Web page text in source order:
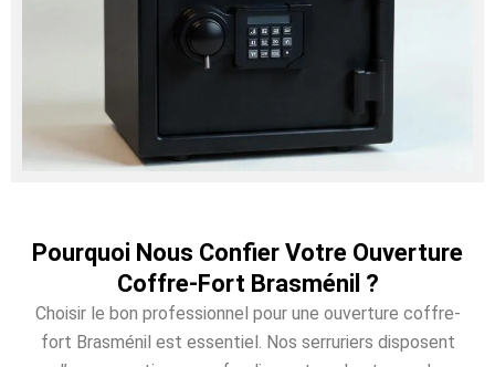
Pourquoi Nous Confier Votre Ouverture
Coffre-Fort Brasménil ?
Choisir le bon professionnel pour une ouverture coffre-
fort Brasménil est essentiel. Nos serruriers disposent